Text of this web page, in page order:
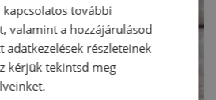
további
valamint a hozzájárulásod
adatkezelések részleteinek
kérjük tekintsd meg